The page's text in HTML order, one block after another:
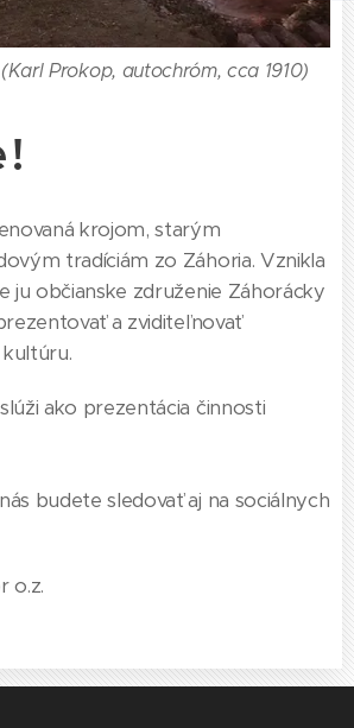
Prokop, autochróm, cca 1910)
krojom, starým
tradíciám zo Záhoria. Vznikla
ju občianske združenie Záhorácky
a zviditeľnovať
ako prezentácia činnosti
budete sledovať aj na sociálnych
o.z.